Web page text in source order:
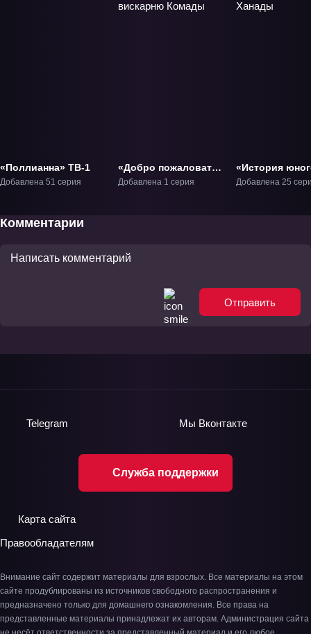
«Поллианна» ТВ-1
Добавлена 51 серия
«Добро пожаловать
на вискарню
Добавлена 1 серия
«История
Ханады» ТВ-1
Добавлена 25
Комментарии
Отправить
Служба поддержки
Telegram Мы Вконтакте
Карта сайта
Правообладателям
Внимание сайт содержит материалы для взрослых. Все материалы на этом
сайте продублированы из источников свободного распространения и
предназначено только для домашнего ознакомления. Все права на
представленные материалы принадлежат их авторам. Администрация сайта